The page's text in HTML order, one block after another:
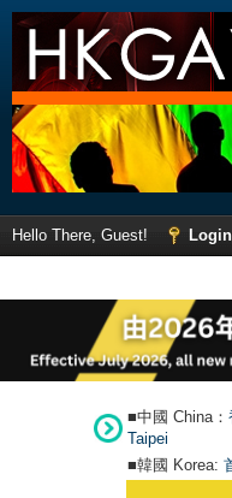
Hello There, Guest! Login
■中國 China：
Taipei
■韓國 Korea: